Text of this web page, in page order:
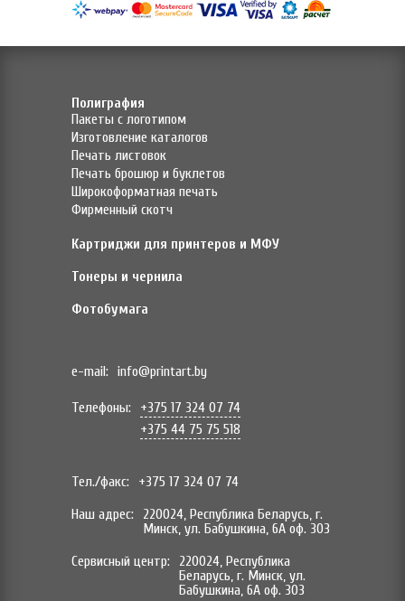
Полиграфия
Пакеты с логотипом
Изготовление каталогов
Печать листовок
Печать брошюр и буклетов
Широкоформатная печать
Фирменный скотч
Картриджи для принтеров и МФУ
Тонеры и чернила
Фотобумага
e-mail: info@printart.by
Телефоны:
+375 17 324 07 74
+375 44 75 75 518
Тел./факс:
+375 17 324 07 74
Наш адрес:
220024, Республика Беларусь, г.
Минск, ул. Бабушкина, 6А оф. 303
Сервисный центр:
220024, Республика
Беларусь, г. Минск, ул.
Бабушкина, 6А оф. 303